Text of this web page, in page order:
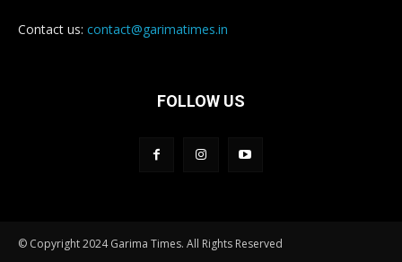
Contact us: contact@garimatimes.in
FOLLOW US
© Copyright 2024 Garima Times. All Rights Reserved